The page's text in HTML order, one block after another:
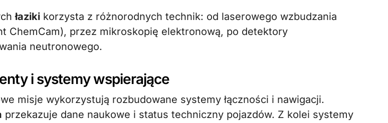
łaziki korzysta z różnorodnych technik: od laserowego wzbudzania
ChemCam), przez mikroskopię elektronową, po detektory
neutronowego.
i systemy wspierające
misje wykorzystują rozbudowane systemy łączności i nawigacji.
przekazuje dane naukowe i status techniczny pojazdów. Z kolei systemy